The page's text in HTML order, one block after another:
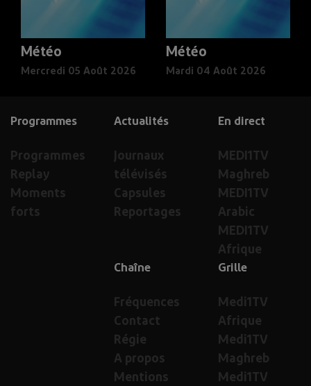
Météo
Mercredi 05 Août 2026
Météo
Mardi 04 Août 2026
En direct
MEDI1TV
Maghreb
MEDI1TV
Arabic
MEDI1TV
Afrique
Actualités
Journaux
télévisés
Capsules
Reportages
Programmes
Programmes
Replay
Moments
forts
Grille
Medi1TV
Afrique
Medi1TV
Maghreb
Medi1TV
Chaîne
Fréquences
Contact
Régie
A propos
Mentions